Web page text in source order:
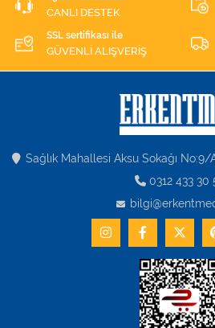
CANLI DESTEK
SSL sertifikası ile
GÜVENLİ ALIŞVERİŞ
Sağlık Mahallesi Aksu Sokağı
0312 433 30